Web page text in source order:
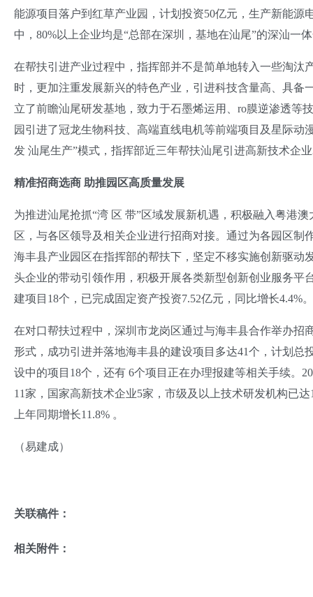
能源项目落户到红草产业园，计划投资50亿元，生产新能源
中，80%以上企业均是“总部在深圳，基地在汕尾”的深汕一
在帮扶引进产业过程中，指挥部并不是简单地转入一些淘
时，更加注重发展新兴的特色产业，引进科技含量高、具
立了前瞻汕尾研发基地，致力于石墨烯运用、ro膜逆渗透等
园引进了冠龙生物科技、高端直线电机等前端项目及星际
发 汕尾生产”模式，指挥部近三年帮扶汕尾引进高新技术企
精准招商选商 助推园区高质量发展
为推进汕尾抢抓“湾 区 带”区域发展新机遇，积极融入粤港
区，与各区领导及相关企业进行招商对接。通过为各园区
海丰县产业园区在指挥部的帮扶下，坚定不移实施创新驱动
头企业的带动引领作用，积极开展各类新型创新创业服务
建项目18个，已完成固定资产投资7.52亿元，同比增长4.4%
在对口帮扶过程中，深圳市龙岗区通过与海丰县合作举办
形式，成功引进并落地海丰县的建设项目多达41个，计划
设中的项目18个，还有 6个项目正在办理报建等相关手续。
11家，国家高新技术企业5家，市级及以上技术研发机构已
上年同期增长11.8% 。
（易建成）
关联稿件：
相关附件：